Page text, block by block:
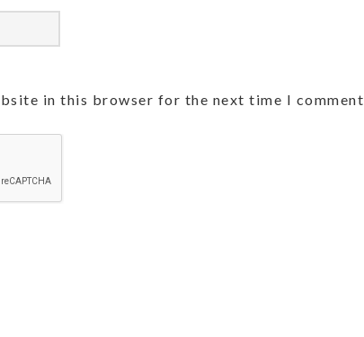
in this browser for the next time I comment.